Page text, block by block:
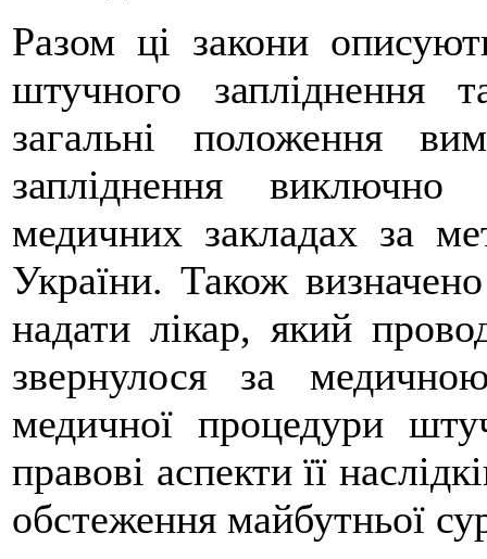
Разом ці закони
штучного запліднення
загальні положення
запліднення виключно
медичних закладах за
України. Також
надати лікар, який
звернулося за
медичної процедури
правові аспекти її
обстеження майбутньої